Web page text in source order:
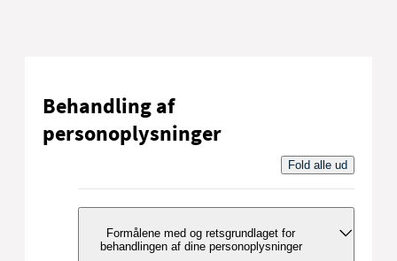
Behandling af
personoplysninger
Fold alle ud
Formålene med og retsgrundlaget for
behandlingen af dine personoplysninger